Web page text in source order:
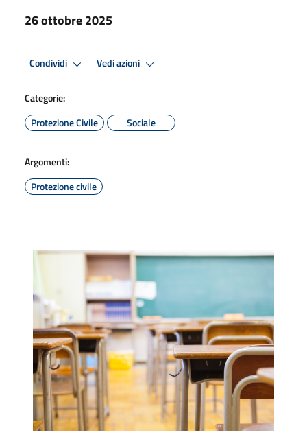
26 ottobre 2025
Condividi Vedi azioni
Categorie:
Protezione Civile
Sociale
Argomenti:
Protezione civile